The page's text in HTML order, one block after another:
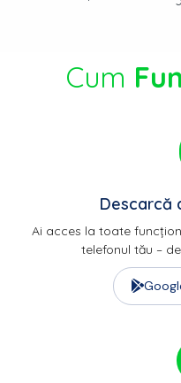
Cum
Descarcă
Ai acces la toate
telefonul tău –